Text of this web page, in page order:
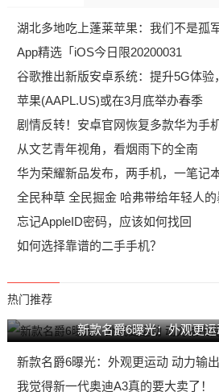
湖北多地吃上蓬莱苹果：我们不是孤
App精选「iOS今日限20200031
谷歌推出新版安卓系统：提升5G体验
苹果(AAPL.US)或在3月底举办春季
剧情反转！安卓官网恢复多款华为手
从文艺青年视角，看烟雨下的全南
华为荣耀新品发布，两手机，一笔记
全民种草 全民掘金 哈弗带给年轻人的
忘记AppleID密码，应该如何找回
如何选择靠谱的二手手机？
热门推荐
新款名爵6曝光：外观更
新款名爵6曝光：外观更运动 动力输
我觉得新一代奥迪A3真的要大卖了！